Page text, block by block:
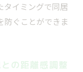
タイミングで同居
防ぐことができま
の距離感調整